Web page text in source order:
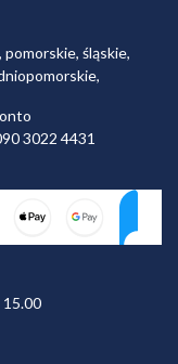
śląskie,
3022 4431
15.00